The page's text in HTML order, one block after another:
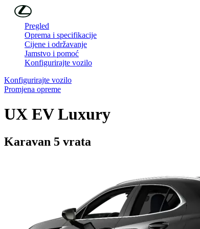
Skip to Main Content
Pregled
Oprema i specifikacije
Cijene i održavanje
Jamstvo i pomoć
Konfigurirajte vozilo
Konfigurirajte vozilo
Promjena opreme
UX EVLuxury
Karavan 5 vrata